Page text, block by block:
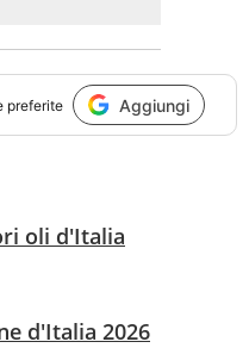
preferite Aggiungi
oli d'Italia
d'Italia 2026